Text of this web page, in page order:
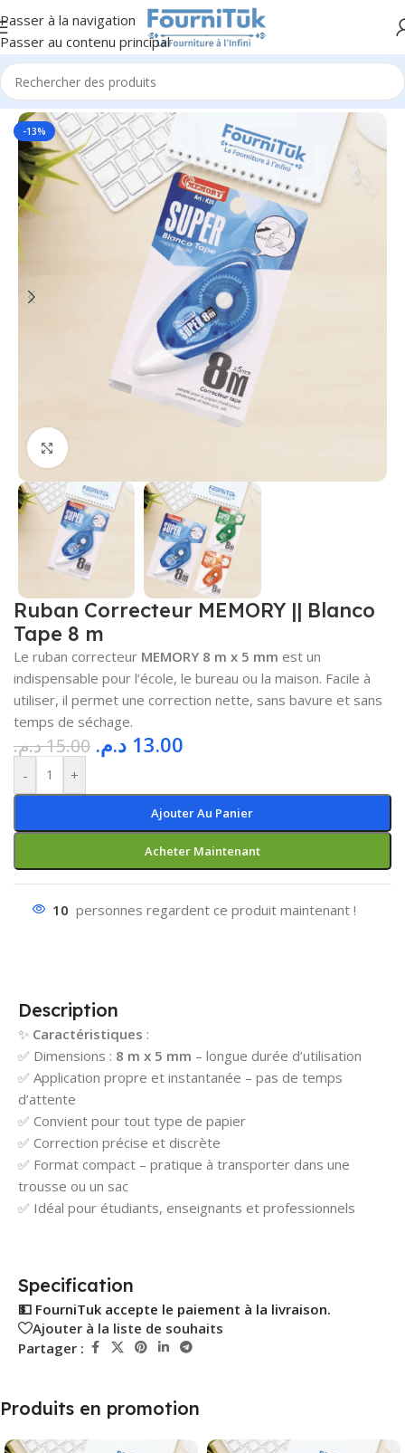
Passer à la navigation
Passer au contenu principal
Accueil/Fourniture de Bureau/Petite Fourniture
-13%
Cliquez pour agrandir
Ruban Correcteur MEMORY || Blanco
Tape 8 m
Le ruban correcteur MEMORY 8 m x 5 mm est un
indispensable pour l’école, le bureau ou la maison. Facile à
utiliser, il permet une correction nette, sans bavure et sans
temps de séchage.
15.00د.م. 13.00 د.م.
- +
Ajouter Au Panier
Acheter Maintenant
10 personnes regardent ce produit maintenant !
Description
✨ Caractéristiques :
✅ Dimensions : 8 m x 5 mm – longue durée d’utilisation
✅ Application propre et instantanée – pas de temps
d’attente
✅ Convient pour tout type de papier
✅ Correction précise et discrète
✅ Format compact – pratique à transporter dans une
trousse ou un sac
✅ Idéal pour étudiants, enseignants et professionnels
Specification
💵 FourniTuk accepte le paiement à la livraison.
Ajouter à la liste de souhaits
Partager :
Produits en promotion